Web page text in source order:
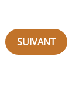
SUIVANT